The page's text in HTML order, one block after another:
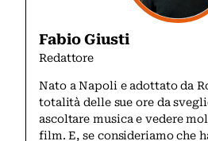
Fabio Giusti
Redattore
Nato a Napoli e adottato da
totalità delle sue ore da
ascoltare musica e vedere
film. E, se consideriamo che